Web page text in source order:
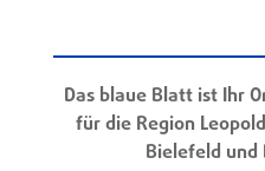
Das blaue Blatt ist Ihr
für die Region
Bielefeld und